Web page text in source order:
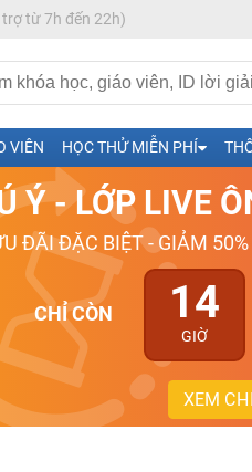
từ 7h đến 22h)
VIÊN HỌC THỬ MIỄN PHÍ
Ý - LỚP LIVE
ĐÃI ĐẶC BIỆT - GIẢM
CHỈ CÒN 14
GIỜ
XEM
Sinh-Sử-Địa cùng Thầy Cô giỏi, nổi tiếng
2027